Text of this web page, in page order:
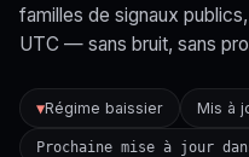
familles de signaux
UTC — sans bruit, sans
▼Régime baissier Mis à
Prochaine mise à jour